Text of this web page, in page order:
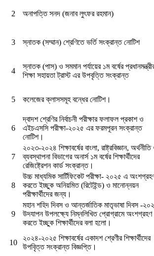
2 অনাপত্তি সনদ (জনাব লুৎফর রহমান)
3 স্নাতক (সম্মান) শ্রেণিতে ভর্তি সংক্রান্ত নোটিশ
4
স্নাতক (পাস) ও সমমান পর্যায়ের ১ম বর্ষের
শিক্ষা সহায়তা ট্রাস্ট এর উপবৃত্তি সংক্রান্ত
5 কলেজের ক্লাসসমূহ বন্ধের নোটিশ।
6
দ্বাদশ শ্রেণির নির্বাচনী পরীক্ষার ফলাফল প্রকাশ ও
এইচএসসি পরীক্ষা-২০২৫ এর ফরমপূরন সংক্রান্ত
নোটিশ।
7
২০২৩-২০২৪ শিক্ষাবর্ষের বাংলা, রাষ্ট্রবিজ্ঞান, অর্থনীতি
ব্যবস্থাপনা বিভাগের অনার্স ১ম বর্ষের শিক্ষার্থীদের
রেজিষ্ট্রেশন কার্ড সংক্রান্ত।
8
উচ্চ মাধ্যমিক সার্টিফিকেট পরীক্ষা- ২০২৫ এ
করতে ইচ্ছুক অনিয়মিত (রিটেইন্ড) ও মানোন্নয়ন
পরীক্ষার্থীদের জন্য।
9
মহান শহিদ দিবস ও আন্তর্জাতিক মাতৃভাষা দিবস -
উদযাপন উপলক্ষ্যে নিম্নলিখিত প্রোগ্রামে অংশগ্রহণ
করতে ইচ্ছুক শিক্ষার্থীদের বলা হলো।
10
২০২৪-২০২৫ শিক্ষাবর্ষের একাদশ শ্রেণীর শিক্ষার্থীদের
উপবৃিত্ত সংক্রান্ত বিজ্ঞপ্তি।